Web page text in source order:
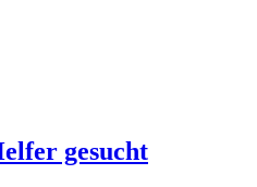
gesucht